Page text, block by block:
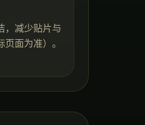
，减少贴片与
面为准）。